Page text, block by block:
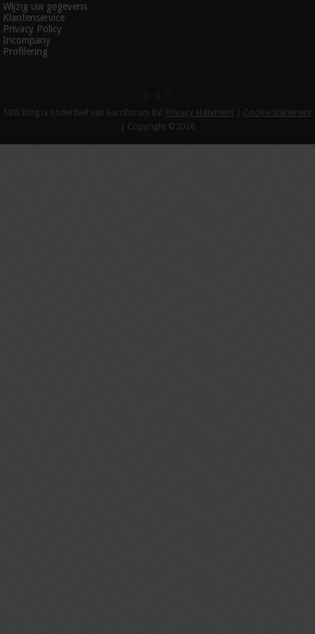
Wijzig uw gegevens
Klantenservice
Privacy Policy
Incompany
Profilering
SBO Blog is onderdeel van Euroforum BV. Privacy statement
Cookie statement
| Copyright ©2026